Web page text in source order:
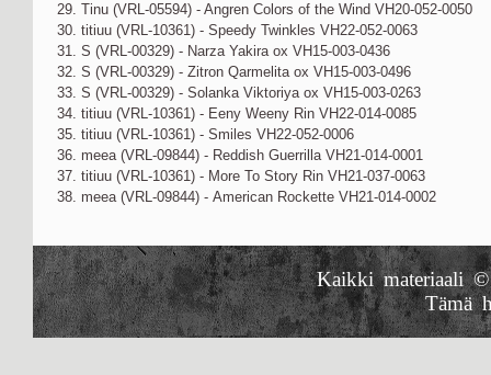
29. Tinu (VRL-05594) - Angren Colors of the Wind VH20-052-0050
30. titiuu (VRL-10361) - Speedy Twinkles VH22-052-0063
31. S (VRL-00329) - Narza Yakira ox VH15-003-0436
32. S (VRL-00329) - Zitron Qarmelita ox VH15-003-0496
33. S (VRL-00329) - Solanka Viktoriya ox VH15-003-0263
34. titiuu (VRL-10361) - Eeny Weeny Rin VH22-014-0085
35. titiuu (VRL-10361) - Smiles VH22-052-0006
36. meea (VRL-09844) - Reddish Guerrilla VH21-014-0001
37. titiuu (VRL-10361) - More To Story Rin VH21-037-0063
38. meea (VRL-09844) - American Rockette VH21-014-0002
Kaikki materiaali
Tämä